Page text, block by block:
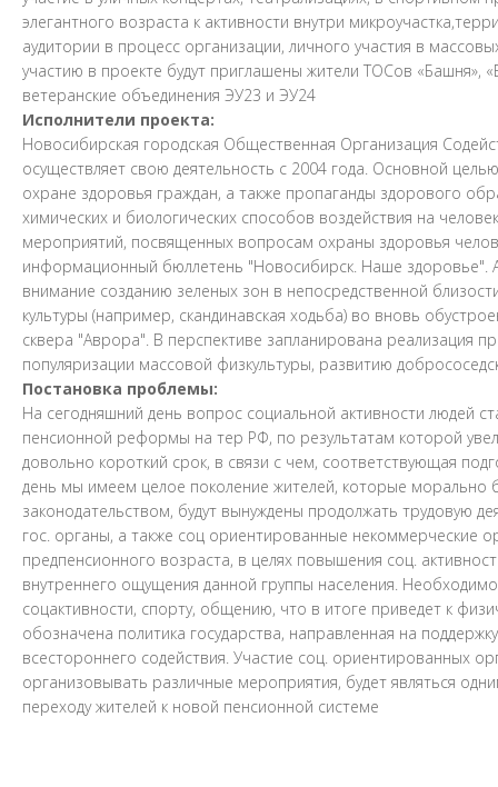
элегантного возраста к активности внутри
аудитории в процесс организации, личного участия в
участию в проекте будут приглашены жители ТОСов «Башня»,
ветеранские объединения ЭУ23 и ЭУ24
Исполнители проекта:
Новосибирская городская Общественная Организация
осуществляет свою деятельность с 2004 года. Основной
охране здоровья граждан, а также пропаганды здорового
химических и биологических способов воздействия на
мероприятий, посвященных вопросам охраны здоровья
информационный бюллетень "Новосибирск. Наше здоровье".
внимание созданию зеленых зон в непосредственной
культуры (например, скандинавская ходьба) во вновь
сквера "Аврора". В перспективе запланирована реализация
популяризации массовой физкультуры, развитию
Постановка проблемы:
На сегодняшний день вопрос социальной активности людей
пенсионной реформы на тер РФ, по результатам которой
довольно короткий срок, в связи с чем, соответствующая
день мы имеем целое поколение жителей, которые морально
законодательством, будут вынуждены продолжать трудовую
гос. органы, а также соц ориентированные некоммерческие
предпенсионного возраста, в целях повышения соц.
внутреннего ощущения данной группы населения.
соцактивности, спорту, общению, что в итоге приведет к
обозначена политика государства, направленная на
всестороннего содействия. Участие соц. ориентированных
организовывать различные мероприятия, будет являться
переходу жителей к новой пенсионной системе